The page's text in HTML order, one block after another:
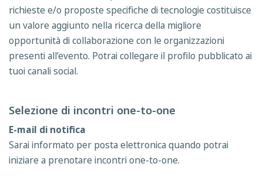
richieste e/o proposte specifiche di tecnologie costituisce
un valore aggiunto nella ricerca della migliore
opportunità di collaborazione con le organizzazioni
presenti all’evento. Potrai collegare il profilo pubblicato ai
tuoi canali social.
Selezione di incontri one-to-one
E-mail di notifica
Sarai informato per posta elettronica quando potrai
iniziare a prenotare incontri one-to-one.